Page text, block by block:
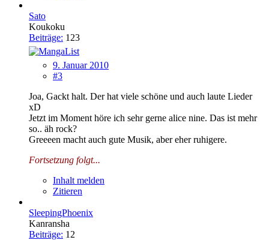
Sato
Koukoku
Beiträge: 123
9. Januar 2010
#3
Joa, Gackt halt. Der hat viele schöne und auch laute Lieder
xD
Jetzt im Moment höre ich sehr gerne alice nine. Das ist mehr
so.. äh rock?
Greeeen macht auch gute Musik, aber eher ruhigere.
Fortsetzung folgt...
Inhalt melden
Zitieren
SleepingPhoenix
Kanransha
Beiträge: 12